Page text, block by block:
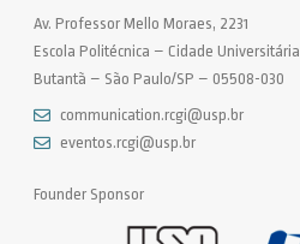
Av. Professor Mello Moraes, 2231
Escola Politécnica – Cidade Universitária
Butantã – São Paulo/SP – 05508-030
communication.rcgi@usp.br
eventos.rcgi@usp.br
Founder Sponsor